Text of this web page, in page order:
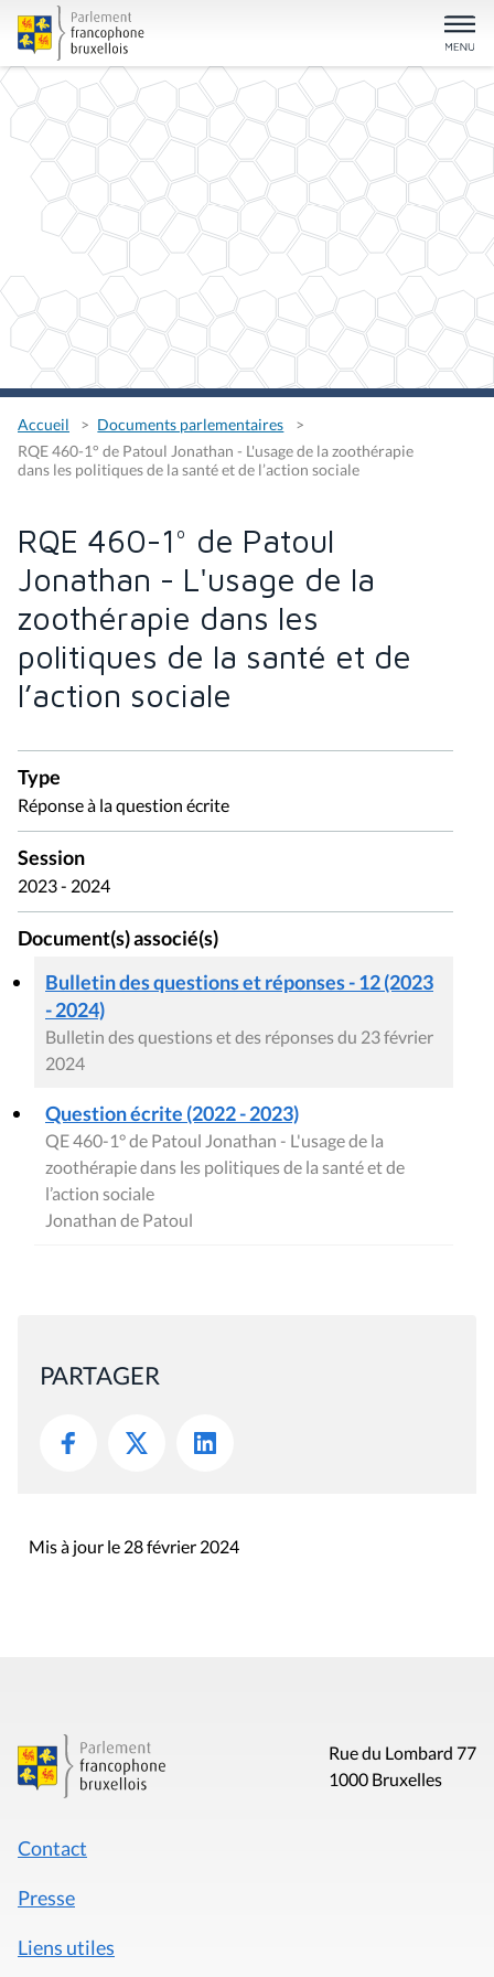
Accueil
Documents parlementaires
RQE 460-1° de Patoul Jonathan - L'usage de la zoothérapie
dans les politiques de la santé et de l’action sociale
RQE 460-1° de Patoul
Jonathan - L'usage de la
zoothérapie dans les
politiques de la santé et de
l’action sociale
Type
Réponse à la question écrite
Session
2023 - 2024
Document(s) associé(s)
Bulletin des questions et réponses - 12 (2023
- 2024)
Bulletin des questions et des réponses du 23 février
2024
Question écrite (2022 - 2023)
QE 460-1° de Patoul Jonathan - L'usage de la
zoothérapie dans les politiques de la santé et de
l’action sociale
Jonathan de Patoul
PARTAGER
Mis à jour le 28 février 2024
Rue du Lombard 77
1000 Bruxelles
Contact
Presse
Liens utiles